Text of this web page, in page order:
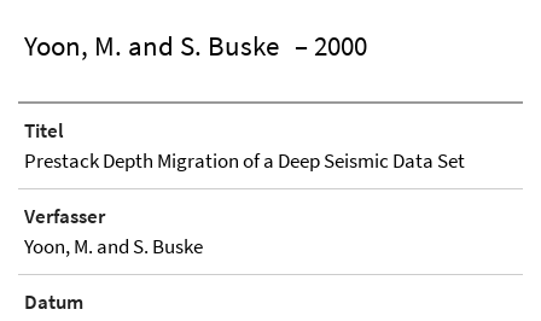
Yoon, M. and S. Buske – 2000
Titel
Prestack Depth Migration of a Deep Seismic Data Set
Verfasser
Yoon, M. and S. Buske
Datum